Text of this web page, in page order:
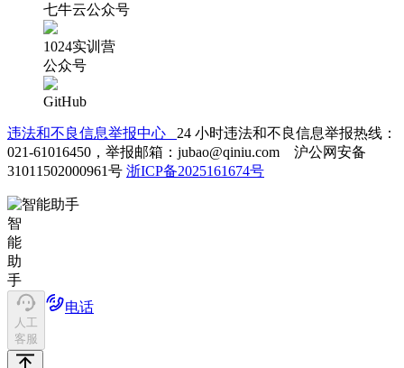
七牛云公众号
1024实训营
公众号
GitHub
违法和不良信息举报中心 24 小时违法和不良信息举报热线：
021-61016450，举报邮箱：jubao@qiniu.com 沪公网安备
31011502000961号 浙ICP备2025161674号
智
能
助
手
人工
客服
电话